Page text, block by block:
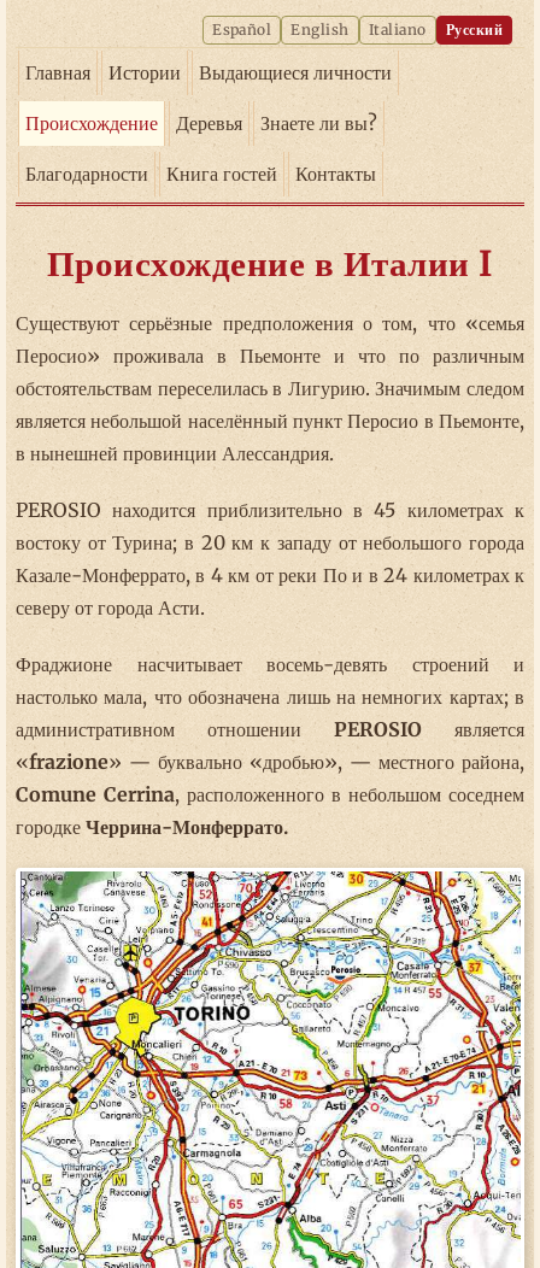
Español English Italiano Русский
Главная Истории Выдающиеся личности
Происхождение Деревья Знаете ли вы?
Благодарности Книга гостей Контакты
Происхождение в Италии I
Существуют серьёзные предположения о том, что «семья
Перосио» проживала в Пьемонте и что по различным
обстоятельствам переселилась в Лигурию. Значимым следом
является небольшой населённый пункт Перосио в Пьемонте,
в нынешней провинции Алессандрия.
PEROSIO находится приблизительно в 45 километрах к
востоку от Турина; в 20 км к западу от небольшого города
Казале-Монферрато, в 4 км от реки По и в 24 километрах к
северу от города Асти.
Фраджионе насчитывает восемь-девять строений и
настолько мала, что обозначена лишь на немногих картах; в
административном отношении PEROSIO является
«frazione» — буквально «дробью», — местного района,
Comune Cerrina, расположенного в небольшом соседнем
городке Черрина-Монферрато.